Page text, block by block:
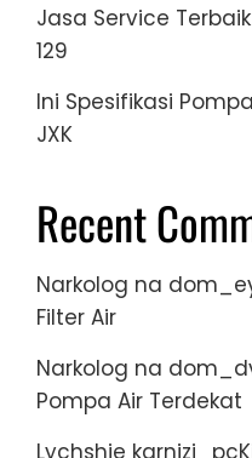
Jasa Service
129
Ini Spesifikasi
JXK
Recent
Narkolog na
Filter Air
Narkolog na
Pompa Air Terdekat